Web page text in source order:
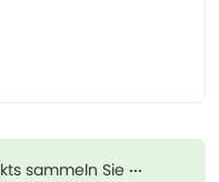
sammeln Sie ···